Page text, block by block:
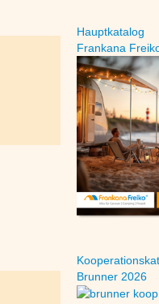
Hauptkatalog
Frankana
Brunner 2026